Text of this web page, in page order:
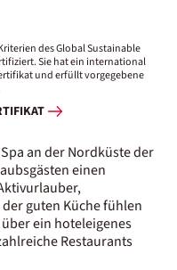
des Global Sustainable
Sie hat ein international
und erfüllt vorgegebene
an der Nordküste der
einen
guten Küche fühlen
ein hoteleigenes
Restaurants